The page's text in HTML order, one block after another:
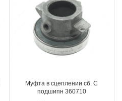
Муфта в сцеплении сб. С
подшипн 360710